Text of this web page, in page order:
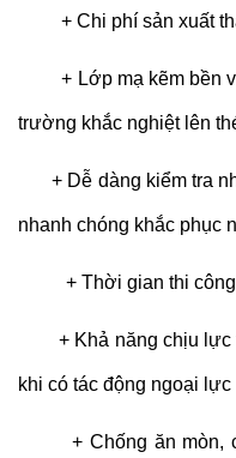
+ Chi phí sản xuất
+ Lớp mạ kẽm bền
trường khắc nghiệt lên
+ Dễ dàng kiểm tra
nhanh chóng khắc phục
+ Thời gian thi công
+ Khả năng chịu lực
khi có tác động ngoại lực
+ Chống ăn mòn,